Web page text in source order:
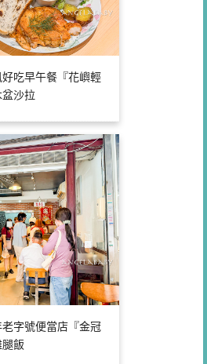
吃早午餐『花嶼輕
盆沙拉
字號便當店『金冠
飯